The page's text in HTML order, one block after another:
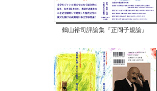
鶴山裕司評論集『正岡子規論』